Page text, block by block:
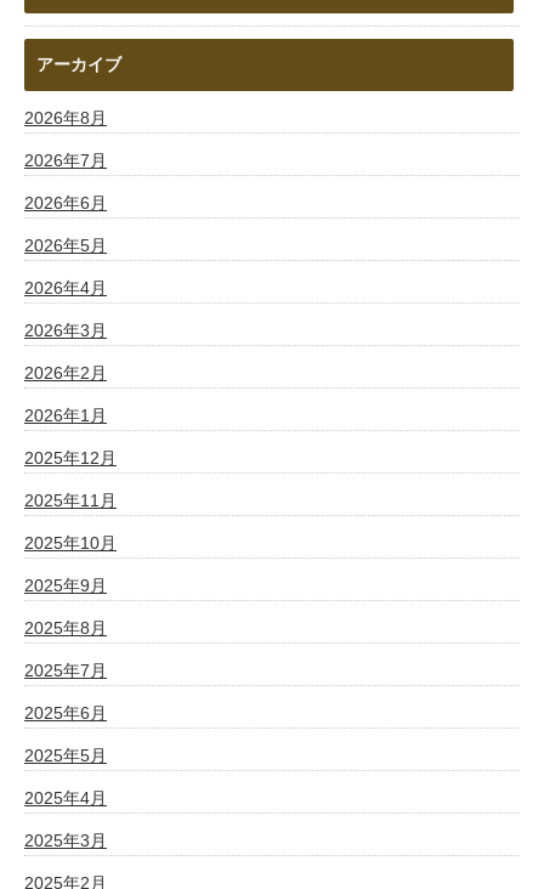
アーカイブ
2026年8月
2026年7月
2026年6月
2026年5月
2026年4月
2026年3月
2026年2月
2026年1月
2025年12月
2025年11月
2025年10月
2025年9月
2025年8月
2025年7月
2025年6月
2025年5月
2025年4月
2025年3月
2025年2月